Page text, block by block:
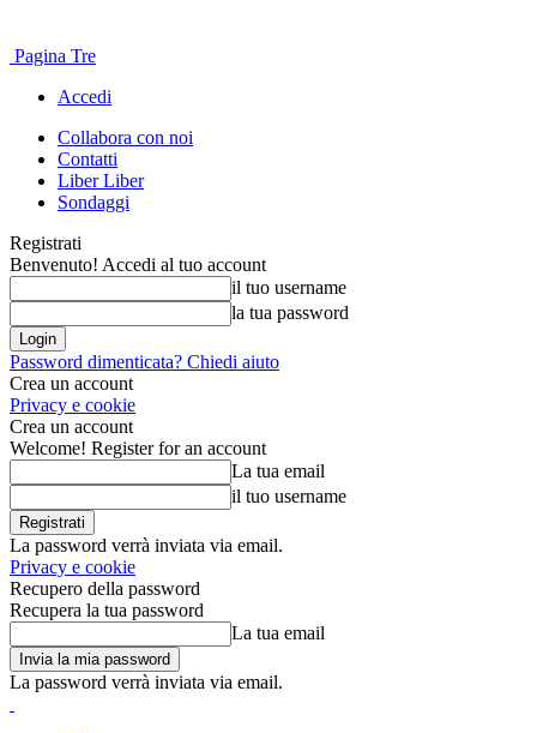
Pagina Tre
Accedi
Collabora con noi
Contatti
Liber Liber
Sondaggi
Registrati
Benvenuto! Accedi al tuo account
il tuo username
la tua password
Password dimenticata? Chiedi aiuto
Crea un account
Privacy e cookie
Crea un account
Welcome! Register for an account
La tua email
il tuo username
La password verrà inviata via email.
Privacy e cookie
Recupero della password
Recupera la tua password
La tua email
La password verrà inviata via email.